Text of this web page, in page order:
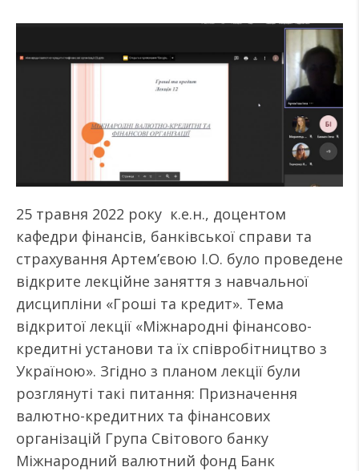
25 травня 2022 року к.е.н., доцентом
кафедри фінансів, банківської справи та
страхування Артем’євою І.О. було проведене
відкрите лекційне заняття з навчальної
дисципліни «Гроші та кредит». Тема
відкритої лекції «Міжнародні фінансово-
кредитні установи та їх співробітництво з
Україною». Згідно з планом лекції були
розглянуті такі питання: Призначення
валютно-кредитних та фінансових
організацій Група Світового банку
Міжнародний валютний фонд Банк